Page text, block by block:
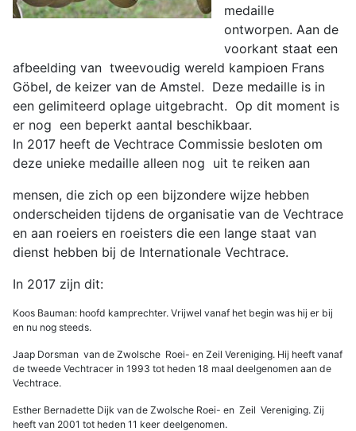
medaille
ontworpen. Aan de
voorkant staat een
afbeelding van tweevoudig wereld kampioen Frans
Göbel, de keizer van de Amstel. Deze medaille is in
een gelimiteerd oplage uitgebracht. Op dit moment is
er nog een beperkt aantal beschikbaar.
In 2017 heeft de Vechtrace Commissie besloten om
deze unieke medaille alleen nog uit te reiken aan
mensen, die zich op een bijzondere wijze hebben
onderscheiden tijdens de organisatie van de Vechtrace
en aan roeiers en roeisters die een lange staat van
dienst hebben bij de Internationale Vechtrace.
In 2017 zijn dit:
Koos Bauman: hoofd kamprechter. Vrijwel vanaf het begin was hij er bij
en nu nog steeds.
Jaap Dorsman van de Zwolsche Roei- en Zeil Vereniging. Hij heeft vanaf
de tweede Vechtracer in 1993 tot heden 18 maal deelgenomen aan de
Vechtrace.
Esther Bernadette Dijk van de Zwolsche Roei- en Zeil Vereniging. Zij
heeft van 2001 tot heden 11 keer deelgenomen.